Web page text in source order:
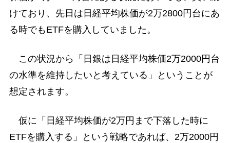
けており、先日は日経平均株価が2万2800円台にあ
る時でもETFを購入していました。
この状況から「日銀は日経平均株価2万2000円台
の水準を維持したいと考えている」ということが
想定されます。
仮に「日経平均株価が2万円まで下落した時に
ETFを購入する」という戦略であれば、2万2000円